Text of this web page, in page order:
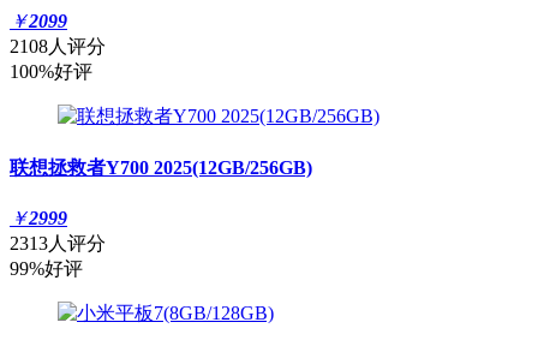
￥2099
2108人评分
100%好评
联想拯救者Y700 2025(12GB/256GB)
￥2999
2313人评分
99%好评